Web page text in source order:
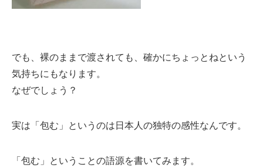
でも、裸のままで渡されても、確かにちょっとねという
気持ちにもなります。
なぜでしょう？
実は「包む」というのは日本人の独特の感性なんです。
「包む」ということの語源を書いてみます。